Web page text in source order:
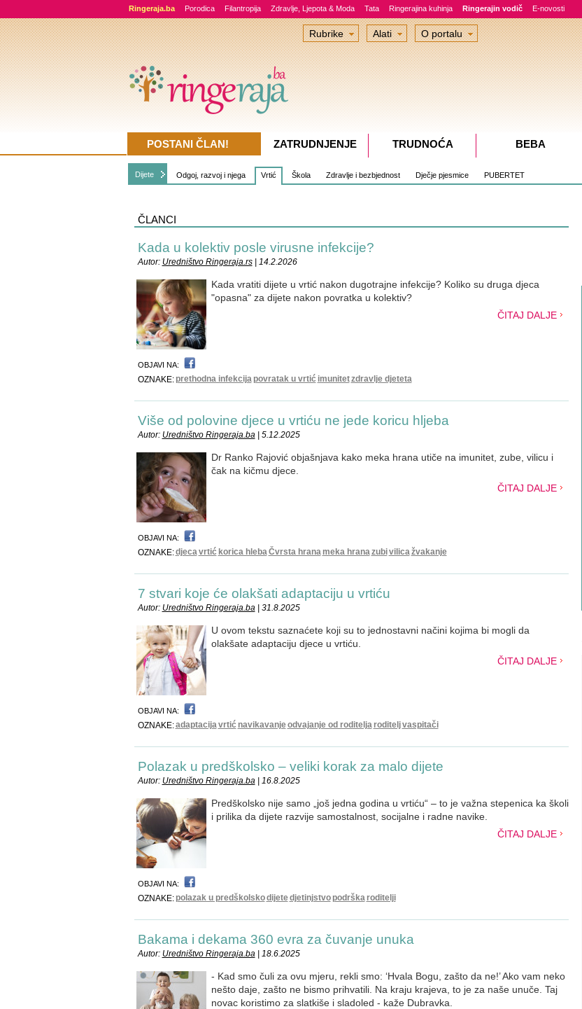
Ringeraja.ba Porodica Filantropija Zdravlje, Ljepota & Moda Tata Ringerajina kuhinja Ringerajin vodič E-novosti
Dijete Odgoj, razvoj i njega Vrtić Škola Zdravlje i bezbjednost Dječje pjesmice PUBERTET
ČLANCI
Kada u kolektiv posle virusne infekcije?
Autor: Uredništvo Ringeraja.rs| 14.2.2026
Kada vratiti dijete u vrtić nakon dugotrajne infekcije? Koliko su druga djeca
"opasna" za dijete nakon povratka u kolektiv?
ČITAJ DALJE
OBJAVI NA:
OZNAKE: prethodna infekcija povratak u vrtić imunitetzdravlje djeteta
Više od polovine djece u vrtiću ne jede koricu hljeba
Autor: Uredništvo Ringeraja.ba| 5.12.2025
Dr Ranko Rajović objašnjava kako meka hrana utiče na imunitet, zube, vilicu i
čak na kičmu djece.
ČITAJ DALJE
OBJAVI NA:
OZNAKE:djecavrtić korica hlebaČvrsta hrana meka hranazubivilicažvakanje
7 stvari koje će olakšati adaptaciju u vrtiću
Autor: Uredništvo Ringeraja.ba| 31.8.2025
U ovom tekstu saznaćete koji su to jednostavni načini kojima bi mogli da
olakšate adaptaciju djece u vrtiću.
ČITAJ DALJE
OBJAVI NA:
OZNAKE:adaptacijavrtić navikavanjeodvajanje od roditelja roditeljvaspitači
Polazak u predškolsko – veliki korak za malo dijete
Autor: Uredništvo Ringeraja.ba| 16.8.2025
Predškolsko nije samo „još jedna godina u vrtiću“ – to je važna stepenica ka školi
i prilika da dijete razvije samostalnost, socijalne i radne navike.
ČITAJ DALJE
OBJAVI NA:
OZNAKE: polazak u predškolskodijetedjetinjstvo podrška roditelji
Bakama i dekama 360 evra za čuvanje unuka
Autor: Uredništvo Ringeraja.ba| 18.6.2025
- Kad smo čuli za ovu mjeru, rekli smo: ‘Hvala Bogu, zašto da ne!’ Ako vam neko
nešto daje, zašto ne bismo prihvatili. Na kraju krajeva, to je za naše unuče. Taj
novac koristimo za slatkiše i sladoled - kaže Dubravka.
Rubrike Alati O portalu
POSTANI ČLAN! ZATRUDNJENJE TRUDNOĆA BEBA